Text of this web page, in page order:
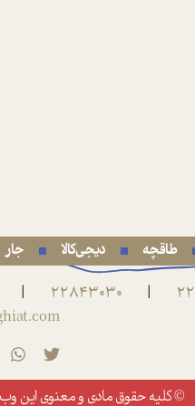
طاقچه دیجی‌کالا جار
|
22843030
|
© کلیه حقوق مادی و معنوی این